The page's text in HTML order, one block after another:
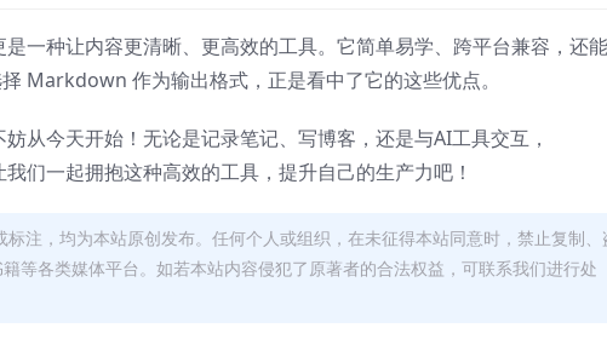
一种让内容更清晰、更高效的工具。它简单易学、跨平台兼容，还
Markdown 作为输出格式，正是看中了它的这些优点。
从今天开始！无论是记录笔记、写博客，还是与AI工具交互，
们一起拥抱这种高效的工具，提升自己的生产力吧！
注，均为本站原创发布。任何个人或组织，在未征得本站同意时，禁止复制、
等各类媒体平台。如若本站内容侵犯了原著者的合法权益，可联系我们进行处